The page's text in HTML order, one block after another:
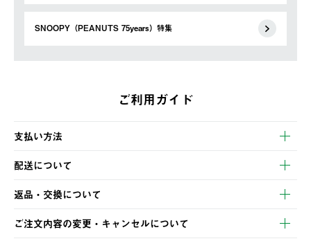
SNOOPY（PEANUTS 75years）特集
ご利用ガイド
支払い方法
以下のいずれかの方法でお支払いいただけます。
・クレジットカード決済
・コンビニ決済
・Pay-easy決済
配送について
【発送スケジュール】
ご注文・ご入金完了より2営業日以内に商品を発送いたします。
土日祝の発送はございませんので、木曜日以降のご注文は週明け
の発送となる場合がございます。
返品・交換について
※お客様都合の場合
ご注文内容の変更・キャンセルについて